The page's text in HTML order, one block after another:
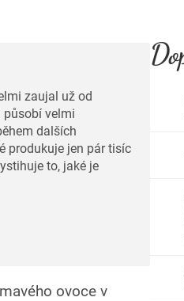
zaujal už od
působí velmi
dalších
produkuje jen pár tisíc
to, jaké je
ovoce v